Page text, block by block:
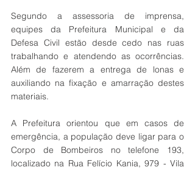
Segundo a assessoria de imprensa,
equipes da Prefeitura Municipal e da
Defesa Civil estão desde cedo nas ruas
trabalhando e atendendo as ocorrências.
Além de fazerem a entrega de lonas e
auxiliando na fixação e amarração destes
materiais.
A Prefeitura orientou que em casos de
emergência, a população deve ligar para o
Corpo de Bombeiros no telefone 193,
localizado na Rua Felício Kania, 979 - Vila